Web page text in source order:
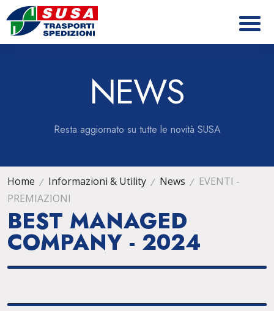
NEWS
Resta aggiornato su tutte le novità SUSA
Home Informazioni & Utility News
EVENTI -
PREMIAZIONI
BEST MANAGED
COMPANY - 2024